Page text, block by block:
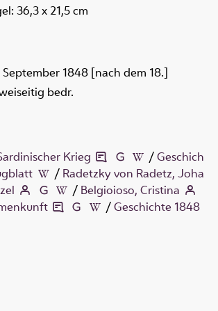
36,3 x 21,5 cm
1848 [nach dem 18.]
bedr.
Krieg /Geschich
/ Radetzky von Radetz, Joha
/ Belgioioso, Cristina
/Geschichte 1848